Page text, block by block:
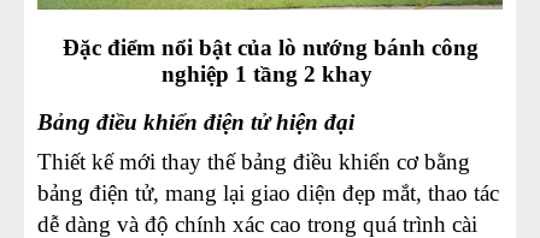
Đặc điểm nổi bật của lò nướng bánh công
nghiệp 1 tầng 2 khay
Bảng điều khiển điện tử hiện đại
Thiết kế mới thay thế bảng điều khiển cơ bằng
bảng điện tử, mang lại giao diện đẹp mắt, thao tác
dễ dàng và độ chính xác cao trong quá trình cài